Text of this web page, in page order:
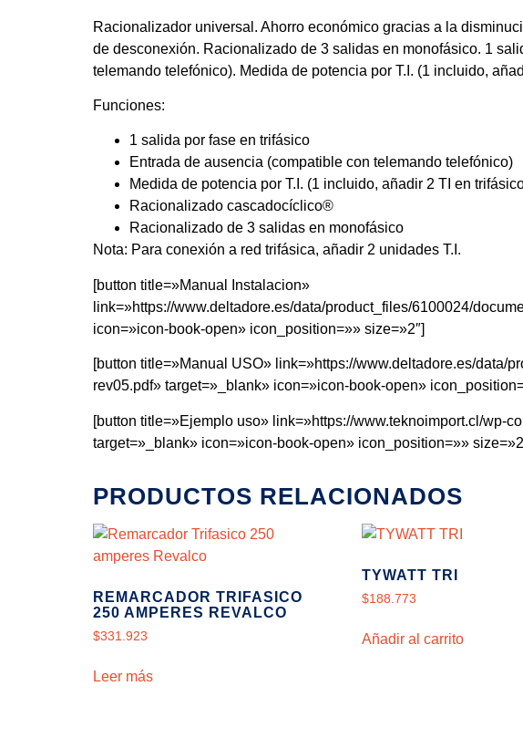
Racionalizador universal. Ahorro económico gracias a la
de desconexión. Racionalizado de 3 salidas en monofásico. 1
telemando telefónico). Medida de potencia por T.I. (1 incluido,
Funciones:
1 salida por fase en trifásico
Entrada de ausencia (compatible con telemando telefónico)
Medida de potencia por T.I. (1 incluido, añadir 2 TI en
Racionalizado cascadocíclico®
Racionalizado de 3 salidas en monofásico
Nota: Para conexión a red trifásica, añadir 2 unidades T.I.
[button title=»Manual Instalacion»
link=»https://www.deltadore.es/data/product_files/6100024/
icon=»icon-book-open» icon_position=»» size=»2″]
[button title=»Manual USO» link=»https://www.deltadore.es/
rev05.pdf» target=»_blank» icon=»icon-book-open»
[button title=»Ejemplo uso» link=»https://www.teknoimport.cl/wp-
target=»_blank» icon=»icon-book-open» icon_position=»»
PRODUCTOS RELACIONADOS
REMARCADOR TRIFASICO
250 AMPERES REVALCO
$331.923
Leer más
TYWATT TRI
$188.773
Añadir al carrito